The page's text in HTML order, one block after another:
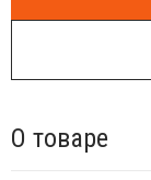
О товаре